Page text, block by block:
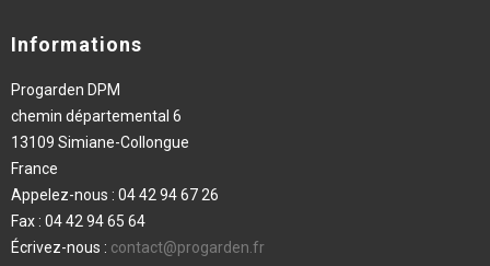
Informations
Progarden DPM
chemin départemental 6
13109 Simiane-Collongue
France
Appelez-nous : 04 42 94 67 26
Fax : 04 42 94 65 64
Écrivez-nous : contact@progarden.fr